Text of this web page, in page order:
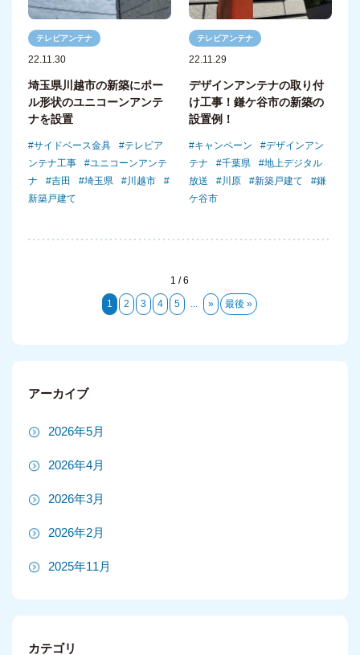
テレビアンテナ
22.11.30
埼玉県川越市の新築にポー
ル形状のユニコーンアンテ
ナを設置
サイドベース金具
テレビア
ンテナ工事
ユニコーンアンテ
ナ
吉田 埼玉県
川越市
新築戸建て
テレビアンテナ
22.11.29
デザインアンテナの取り付
け工事！鎌ケ谷市の新築の
設置例！
キャンペーン
デザインアン
テナ
千葉県
地上デジタル
放送
川原 新築戸建て
鎌
ケ谷市
1 / 6
1 2 3 4 5 ... » 最後 »
アーカイブ
2026年5月
2026年4月
2026年3月
2026年2月
2025年11月
カテゴリ